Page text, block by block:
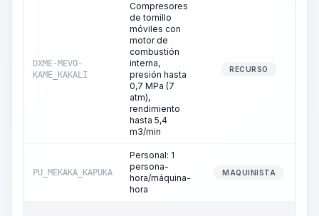
DXME-MEVO-
KAME_KAKALI
Compresores
de tornillo
móviles con
motor de
combustión
interna,
presión hasta
0,7 MPa (7
atm),
rendimiento
hasta 5,4
m3/min
RECURSO
PU_MEKAKA_KAPUKA
Personal: 1
persona-
hora/máquina-
hora
MAQUINISTA